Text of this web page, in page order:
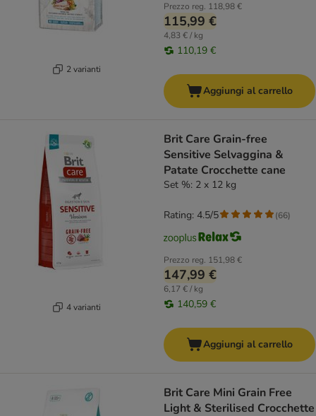
2 varianti
Prezzo reg. 118,98 €
115,99 €
4,83 € / kg
110,19 €
Aggiungi al carrello
4 varianti
Brit Care Grain-free
Sensitive Selvaggina &
Patate Crocchette cane
Set %: 2 x 12 kg
Prezzo reg. 151,98 €
147,99 €
6,17 € / kg
140,59 €
Rating: 4.5/5 (66)
Aggiungi al carrello
Brit Care Mini Grain Free
Light & Sterilised Crocchette